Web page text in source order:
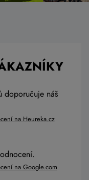
doporučuje náš
na Heureka.cz
na Google.com